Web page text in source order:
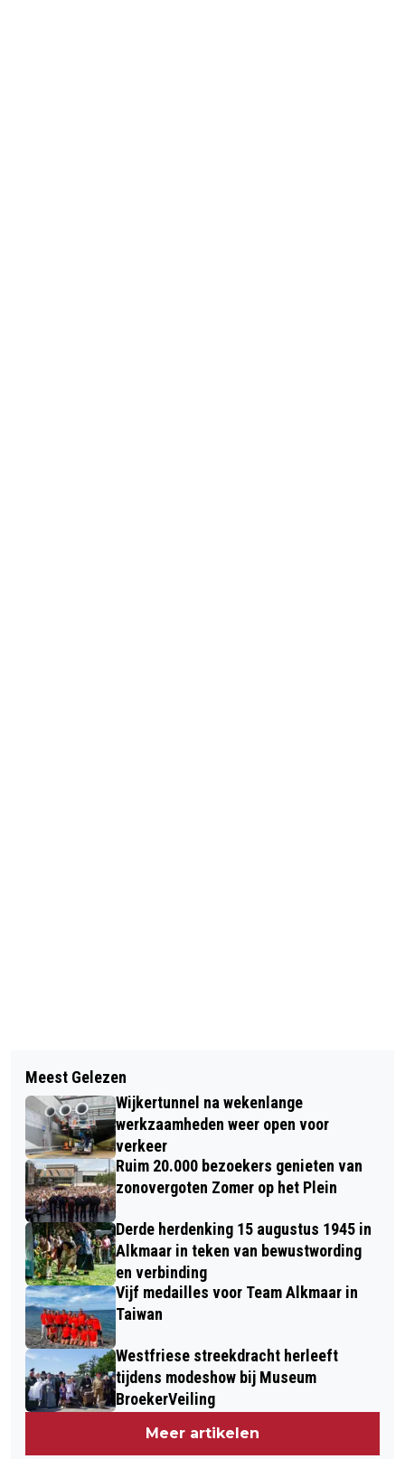
RIJSCHOOLCONTROLES IN HAARLEM
EN ALKMAAR: OPNIEUW LEERLINGEN
EN INSTRUCTEUR ONDER INVLOED
BRAND IN JEUGDZORGCENTRUM
CASTRICUM; MINDERJARIGE
AANGEHOUDEN OP VERDENKING VAN
BRANDSTICHTING
Meest Gelezen
Wijkertunnel na wekenlange
werkzaamheden weer open voor
verkeer
Ruim 20.000 bezoekers genieten van
zonovergoten Zomer op het Plein
Derde herdenking 15 augustus 1945 in
Alkmaar in teken van bewustwording
en verbinding
Vijf medailles voor Team Alkmaar in
Taiwan
Westfriese streekdracht herleeft
tijdens modeshow bij Museum
BroekerVeiling
Meer artikelen